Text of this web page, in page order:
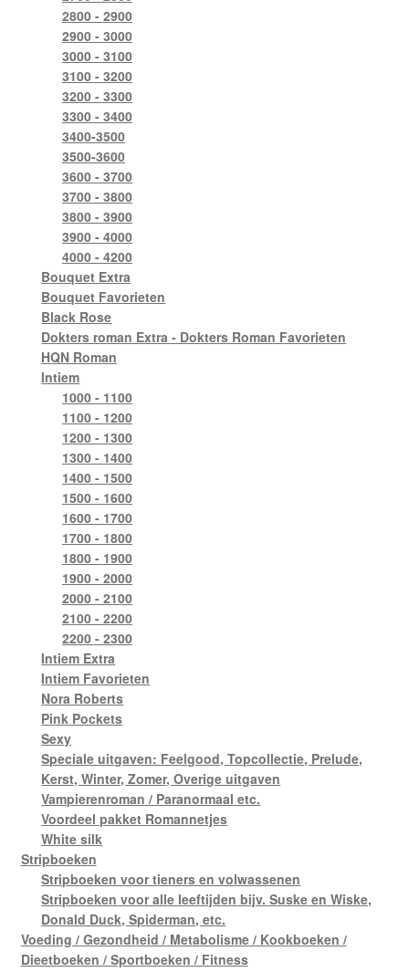
2800 - 2900
2900 - 3000
3000 - 3100
3100 - 3200
3200 - 3300
3300 - 3400
3400-3500
3500-3600
3600 - 3700
3700 - 3800
3800 - 3900
3900 - 4000
4000 - 4200
Bouquet Extra
Bouquet Favorieten
Black Rose
Dokters roman Extra - Dokters Roman Favorieten
HQN Roman
Intiem
1000 - 1100
1100 - 1200
1200 - 1300
1300 - 1400
1400 - 1500
1500 - 1600
1600 - 1700
1700 - 1800
1800 - 1900
1900 - 2000
2000 - 2100
2100 - 2200
2200 - 2300
Intiem Extra
Intiem Favorieten
Nora Roberts
Pink Pockets
Sexy
Speciale uitgaven: Feelgood, Topcollectie, Prelude,
Kerst, Winter, Zomer, Overige uitgaven
Vampierenroman / Paranormaal etc.
Voordeel pakket Romannetjes
White silk
Stripboeken
Stripboeken voor tieners en volwassenen
Stripboeken voor alle leeftijden bijv. Suske en Wiske,
Donald Duck, Spiderman, etc.
Voeding / Gezondheid / Metabolisme / Kookboeken /
Dieetboeken / Sportboeken / Fitness